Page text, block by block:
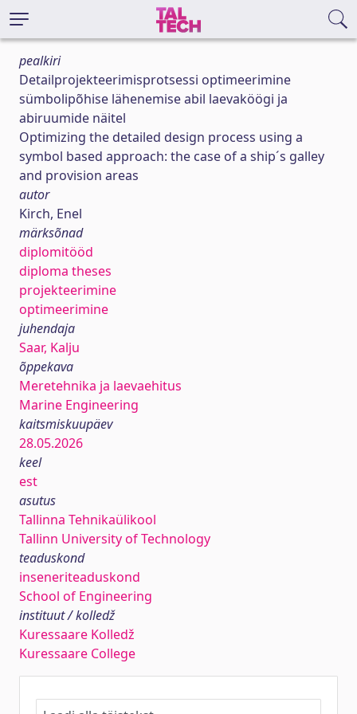
pealkiri
Detailprojekteerimisprotsessi optimeerimine
sümbolipõhise lähenemise abil laevaköögi ja
abiruumide näitel
Optimizing the detailed design process using a
symbol based approach: the case of a ship´s galley
and provision areas
autor
Kirch, Enel
märksõnad
diplomitööd
diploma theses
projekteerimine
optimeerimine
juhendaja
Saar, Kalju
õppekava
Meretehnika ja laevaehitus
Marine Engineering
kaitsmiskuupäev
28.05.2026
keel
est
asutus
Tallinna Tehnikaülikool
Tallinn University of Technology
teaduskond
inseneriteaduskond
School of Engineering
instituut / kolledž
Kuressaare Kolledž
Kuressaare College